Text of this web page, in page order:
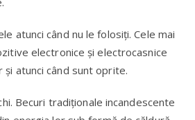
atunci când nu le folosiţi. Cele mai
electronice şi electrocasnice
şi atunci când sunt oprite.
Becuri tradiţionale incandescente